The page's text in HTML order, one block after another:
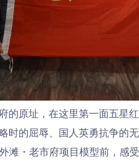
的原址， 在这里第一面五星
时的屈辱、国人英勇抗争的
滩・老市府项目模型前，感